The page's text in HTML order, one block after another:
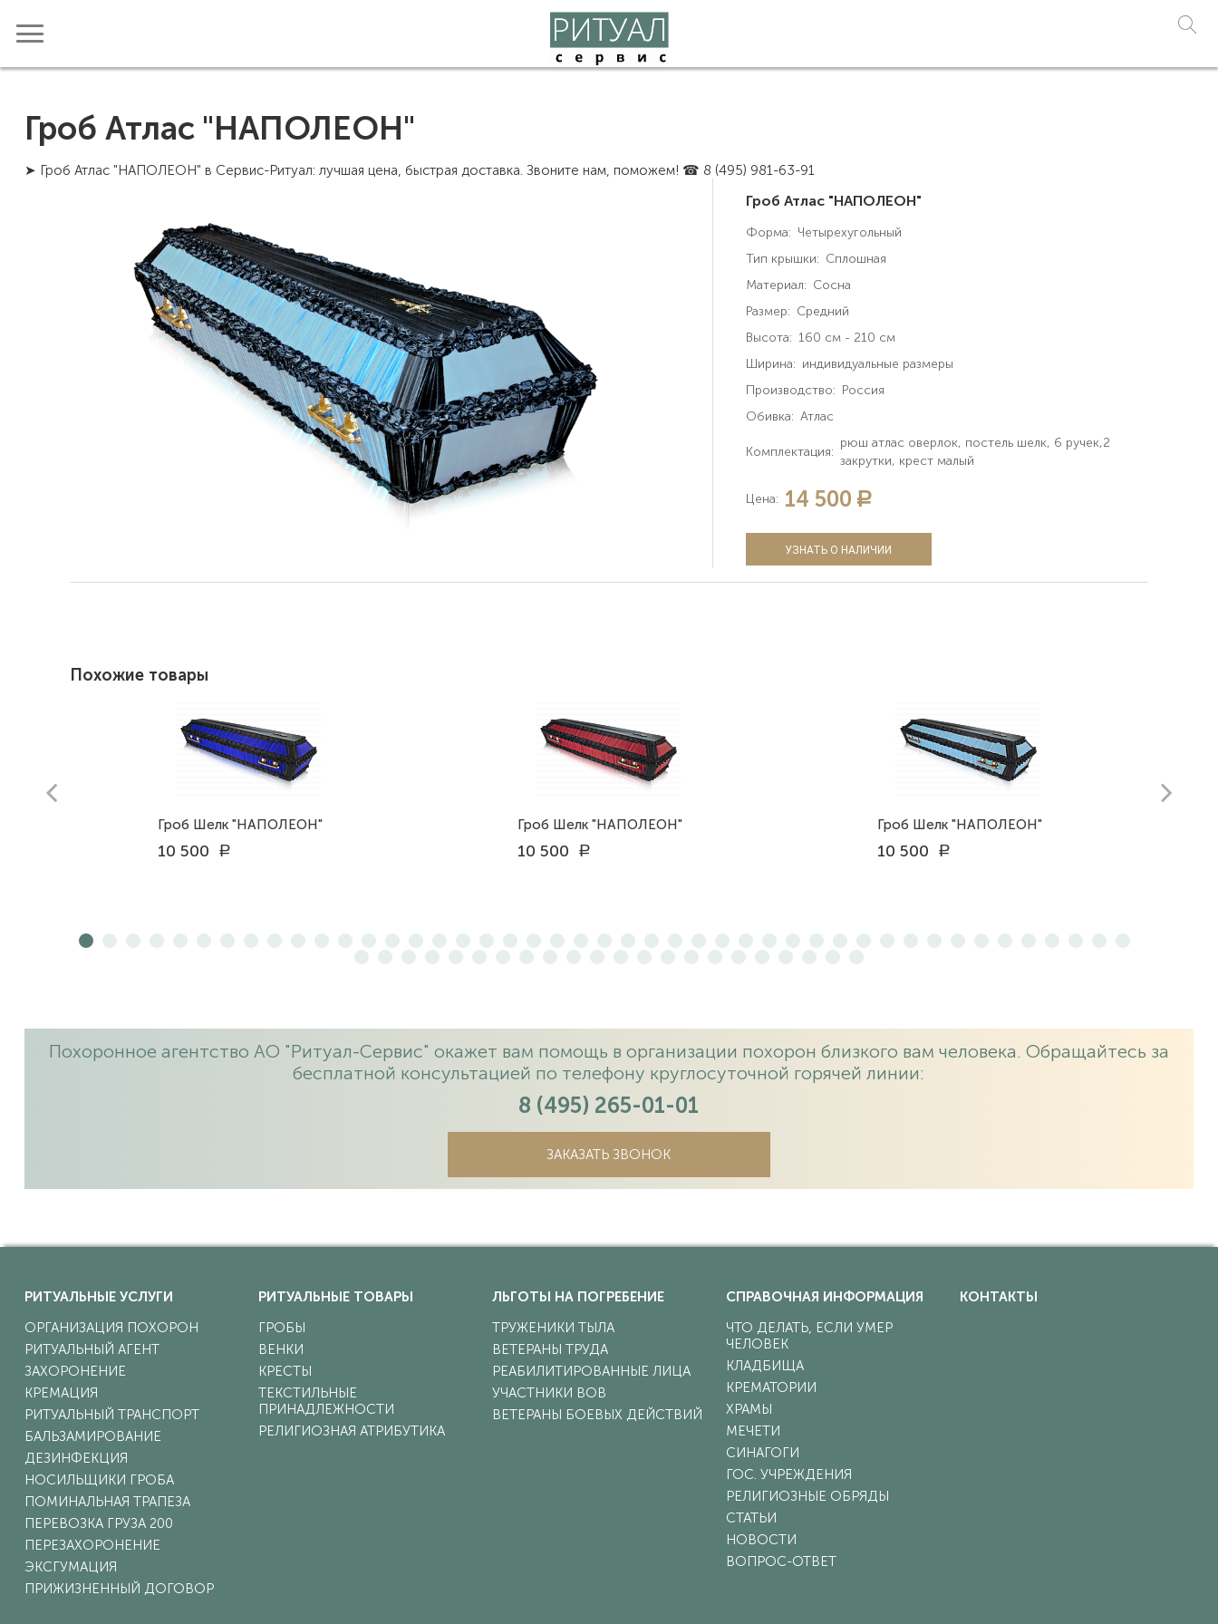
Гроб Атлас "НАПОЛЕОН"
➤ Гроб Атлас "НАПОЛЕОН" в Сервис-Ритуал: лучшая цена, быстрая доставка. Звоните нам, поможем! ☎ 8 (495) 981-63-91
Гроб Атлас "НАПОЛЕОН"
Форма: Четырехугольный
Тип крышки: Сплошная
Материал: Сосна
Размер: Средний
Высота: 160 см - 210 см
Ширина: индивидуальные размеры
Производство: Россия
Обивка: Атлас
Комплектация:
рюш атлас оверлок, постель шелк, 6 ручек,2
закрутки, крест малый
Цена: 14 500 a
УЗНАТЬ О НАЛИЧИИ
Похожие товары
Гроб Шелк "НАПОЛЕОН"
10 500 a
Гроб Шелк "НАПОЛЕОН"
10 500 a
Гроб Шелк "НАПОЛЕОН"
10 500 a
prev next
Похоронное агентство АО "Ритуал-Сервис" окажет вам помощь в организации похорон близкого вам человека. Обращайтесь за
бесплатной консультацией по телефону круглосуточной горячей линии:
8 (495) 265-01-01
ЗАКАЗАТЬ ЗВОНОК
РИТУАЛЬНЫЕ УСЛУГИ
ОРГАНИЗАЦИЯ ПОХОРОН
РИТУАЛЬНЫЙ АГЕНТ
ЗАХОРОНЕНИЕ
КРЕМАЦИЯ
РИТУАЛЬНЫЙ ТРАНСПОРТ
БАЛЬЗАМИРОВАНИЕ
ДЕЗИНФЕКЦИЯ
НОСИЛЬЩИКИ ГРОБА
ПОМИНАЛЬНАЯ ТРАПЕЗА
ПЕРЕВОЗКА ГРУЗА 200
ПЕРЕЗАХОРОНЕНИЕ
ЭКСГУМАЦИЯ
ПРИЖИЗНЕННЫЙ ДОГОВОР
РИТУАЛЬНЫЕ ТОВАРЫ
ГРОБЫ
ВЕНКИ
КРЕСТЫ
ТЕКСТИЛЬНЫЕ
ПРИНАДЛЕЖНОСТИ
РЕЛИГИОЗНАЯ АТРИБУТИКА
ЛЬГОТЫ НА ПОГРЕБЕНИЕ
ТРУЖЕНИКИ ТЫЛА
ВЕТЕРАНЫ ТРУДА
РЕАБИЛИТИРОВАННЫЕ ЛИЦА
УЧАСТНИКИ ВОВ
ВЕТЕРАНЫ БОЕВЫХ ДЕЙСТВИЙ
СПРАВОЧНАЯ ИНФОРМАЦИЯ
ЧТО ДЕЛАТЬ, ЕСЛИ УМЕР
ЧЕЛОВЕК
КЛАДБИЩА
КРЕМАТОРИИ
ХРАМЫ
МЕЧЕТИ
СИНАГОГИ
ГОС. УЧРЕЖДЕНИЯ
РЕЛИГИОЗНЫЕ ОБРЯДЫ
СТАТЬИ
НОВОСТИ
ВОПРОС-ОТВЕТ
КОНТАКТЫ